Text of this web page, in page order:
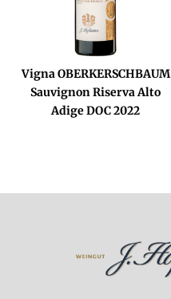
Vigna OBERKERSCHBAUM
Sauvignon Riserva Alto
Adige DOC 2022